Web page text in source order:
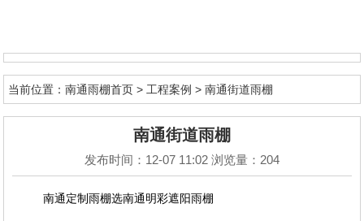
首页
关于明彩
明彩动态
产品中心
当前位置：南通雨棚首页 > 工程案例 > 南通街道雨棚
南通街道雨棚
发布时间：12-07 11:02 浏览量：204
南通定制雨棚选南通明彩遮阳雨棚